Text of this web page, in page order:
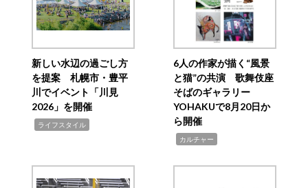
新しい水辺の過ごし方
を提案 札幌市・豊平
川でイベント「川見
2026」を開催
ライフスタイル
6人の作家が描く“風景
と猫”の共演 歌舞伎座
そばのギャラリー
YOHAKUで8月20日か
ら開催
カルチャー